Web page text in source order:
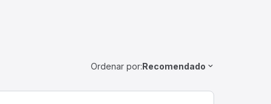
Ordenar por:Recomendado